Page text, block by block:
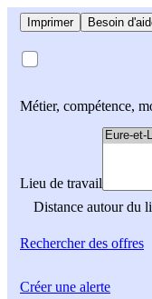
Imprimer Besoin
Métier, compétence,
Lieu de travail
Distance autour du
Rechercherdes offres
Créer une alerte